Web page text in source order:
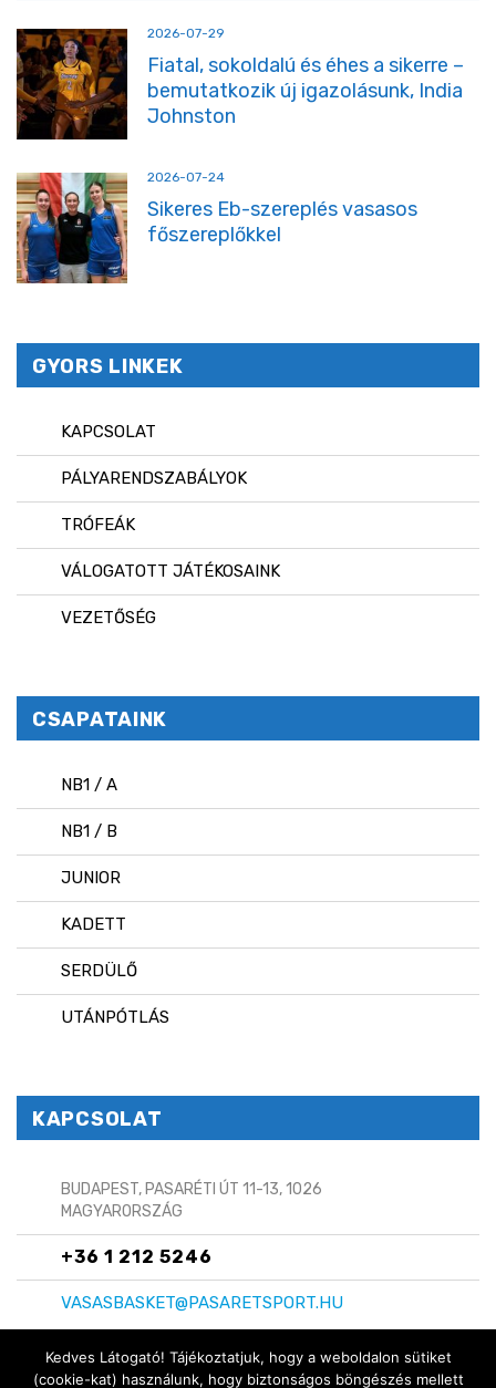
2026-07-29
Fiatal, sokoldalú és éhes a sikerre –
bemutatkozik új igazolásunk, India
Johnston
2026-07-24
Sikeres Eb-szereplés vasasos
főszereplőkkel
GYORS LINKEK
KAPCSOLAT
PÁLYARENDSZABÁLYOK
TRÓFEÁK
VÁLOGATOTT JÁTÉKOSAINK
VEZETŐSÉG
CSAPATAINK
NB1 / A
NB1 / B
JUNIOR
KADETT
SERDÜLŐ
UTÁNPÓTLÁS
KAPCSOLAT
BUDAPEST, PASARÉTI ÚT 11-13, 1026
MAGYARORSZÁG
+36 1 212 5246
VASASBASKET@PASARETSPORT.HU
Kedves Látogató! Tájékoztatjuk, hogy a weboldalon sütiket
(cookie-kat) használunk, hogy biztonságos böngészés mellett